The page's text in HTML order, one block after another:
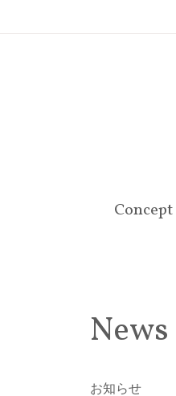
Concept
News
お知らせ